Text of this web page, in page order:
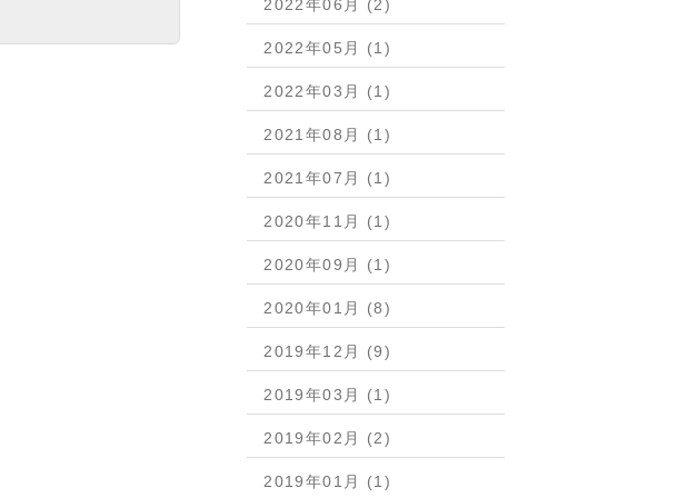
2022年06月 (2)
2022年05月 (1)
2022年03月 (1)
2021年08月 (1)
2021年07月 (1)
2020年11月 (1)
2020年09月 (1)
2020年01月 (8)
2019年12月 (9)
2019年03月 (1)
2019年02月 (2)
2019年01月 (1)